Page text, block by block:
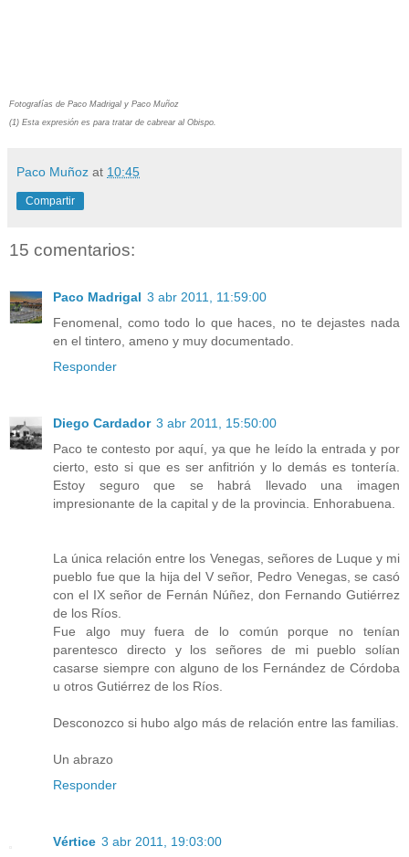
Fotografías de Paco Madrigal y Paco Muñoz
(1) Esta expresión es para tratar de cabrear al Obispo.
Paco Muñoz at 10:45
Compartir
15 comentarios:
Paco Madrigal 3 abr 2011, 11:59:00
Fenomenal, como todo lo que haces, no te dejastes nada
en el tintero, ameno y muy documentado.
Responder
Diego Cardador 3 abr 2011, 15:50:00
Paco te contesto por aquí, ya que he leído la entrada y por
cierto, esto si que es ser anfitrión y lo demás es tontería.
Estoy seguro que se habrá llevado una imagen
impresionante de la capital y de la provincia. Enhorabuena.
La única relación entre los Venegas, señores de Luque y mi
pueblo fue que la hija del V señor, Pedro Venegas, se casó
con el IX señor de Fernán Núñez, don Fernando Gutiérrez
de los Ríos.
Fue algo muy fuera de lo común porque no tenían
parentesco directo y los señores de mi pueblo solían
casarse siempre con alguno de los Fernández de Córdoba
u otros Gutiérrez de los Ríos.
Desconozco si hubo algo más de relación entre las familias.
Un abrazo
Responder
Vértice 3 abr 2011, 19:03:00